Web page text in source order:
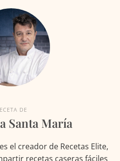
DE
Santa María
el creador de Recetas Elite,
recetas caseras fáciles